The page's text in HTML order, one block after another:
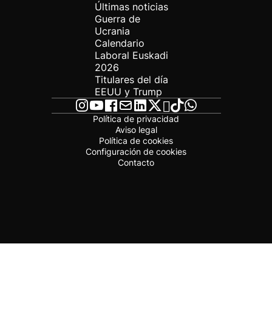
Últimas noticias
Guerra de
Ucrania
Calendario
Laboral Euskadi
2026
Titulares del día
EEUU y Trump
Política de privacidad
Aviso legal
Política de cookies
Configuración de cookies
Contacto